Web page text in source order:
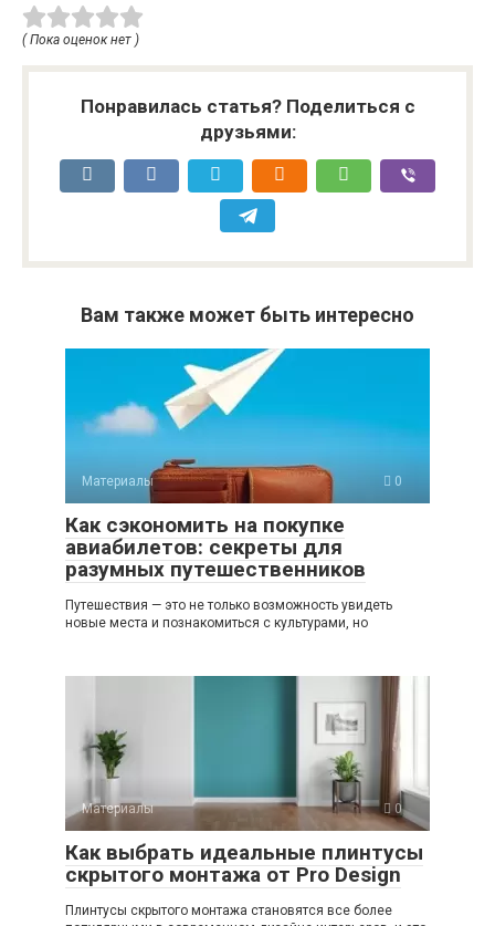
( Пока оценок нет )
Понравилась статья? Поделиться с
друзьями:
Вам также может быть интересно
Материалы 0
Как сэкономить на покупке
авиабилетов: секреты для
разумных путешественников
Путешествия — это не только возможность увидеть
новые места и познакомиться с культурами, но
Материалы 0
Как выбрать идеальные плинтусы
скрытого монтажа от Pro Design
Плинтусы скрытого монтажа становятся все более